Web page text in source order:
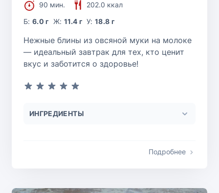
90 мин.
202.0 ккал
Б:6.0 г Ж: 11.4 г У:18.8 г
Нежные блины из овсяной муки на молоке
— идеальный завтрак для тех, кто ценит
вкус и заботится о здоровье!
ИНГРЕДИЕНТЫ
Подробнее